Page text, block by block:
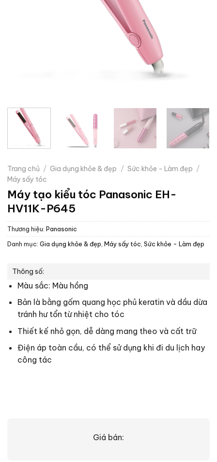
Trang chủ / Gia dụng khỏe & đẹp / Sức khỏe - Làm đẹp /
Máy sấy tóc
Máy tạo kiểu tóc Panasonic EH-
HV11K-P645
Thương hiệu: Panasonic
Danh mục: Gia dụng khỏe & đẹp Máy sấy tóc Sức khỏe - Làm đẹp
Thông số:
Màu sắc: Màu hồng
Bản là bằng gốm quang học phủ keratin và dầu dừa
tránh hư tổn từ nhiệt cho tóc
Thiết kế nhỏ gọn, dễ dàng mang theo và cất trữ
Điện áp toàn cầu, có thể sử dụng khi đi du lịch hay
công tác
Giá bán: